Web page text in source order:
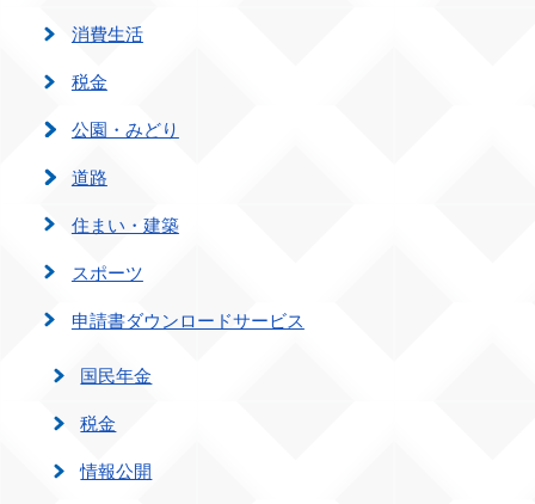
消費生活
税金
公園・みどり
道路
住まい・建築
スポーツ
申請書ダウンロードサービス
国民年金
税金
情報公開